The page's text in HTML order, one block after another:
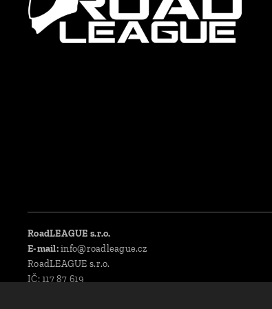
RoadLEAGUE s.r.o.
E-mail:info@roadleague.cz
RoadLEAGUE s.r.o.
IČ: 117 87 619